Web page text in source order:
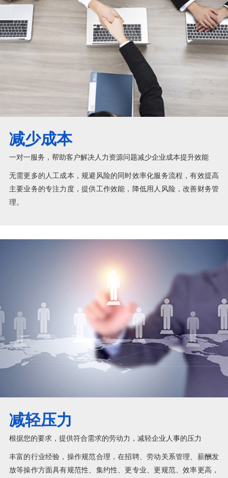
减少成本
一对一服务，帮助客户解决人力资源问题减少企业成本提升效能
无需更多的人工成本，规避风险的同时效率化服务流程，有效提高
主要业务的专注力度，提供工作效能，降低用人风险，改善财务管
理。
减轻压力
根据您的要求，提供符合需求的劳动力，减轻企业人事的压力
丰富的行业经验，操作规范合理，在招聘、劳动关系管理、薪酬发
放等操作方面具有规范性、集约性、更专业、更规范、效率更高，